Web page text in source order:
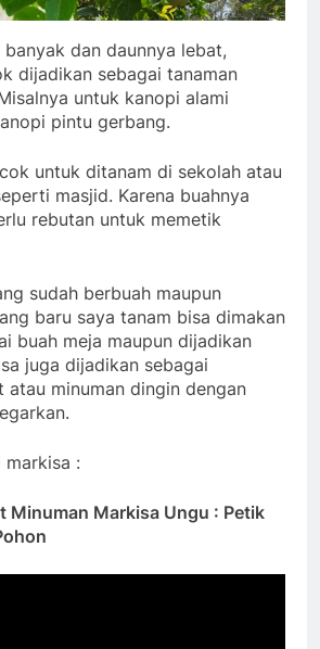
banyak dan daunnya lebat,
dijadikan sebagai tanaman
untuk kanopi alami
pintu gerbang.
untuk ditanam di sekolah atau
masjid. Karena buahnya
rebutan untuk memetik
sudah berbuah maupun
baru saya tanam bisa dimakan
buah meja maupun dijadikan
juga dijadikan sebagai
atau minuman dingin dengan
markisa :
Minuman Markisa Ungu : Petik